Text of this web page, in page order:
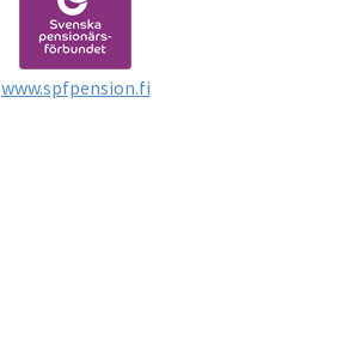
www.spfpension.fi